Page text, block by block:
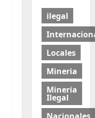
ilegal
Locales
Mineria
Mineria
Ilegal